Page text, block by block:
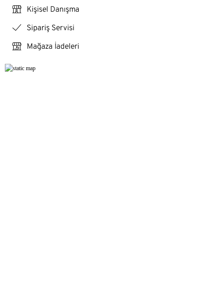
personal_services Kişisel Danışma
checkmark Sipariş Servisi
store_return Mağaza İadeleri